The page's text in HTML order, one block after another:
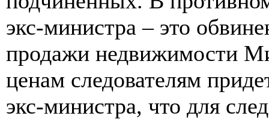
экс-министра – это
продажи недвижимости
ценам следователям
экс-министра, что для